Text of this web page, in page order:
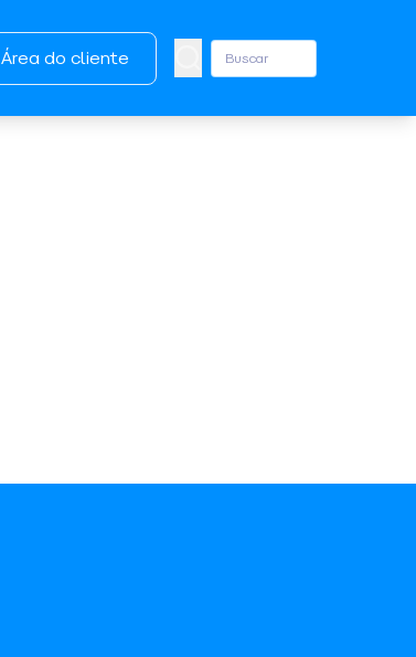
Área do cliente